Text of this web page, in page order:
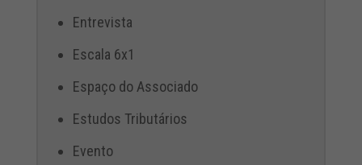
Entrevista
Escala 6x1
Espaço do Associado
Estudos Tributários
Evento